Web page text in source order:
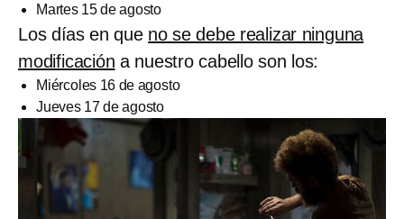
Martes 15 de agosto
Los días en que no se debe realizar ninguna
modificación a nuestro cabello son los:
Miércoles 16 de agosto
Jueves 17 de agosto